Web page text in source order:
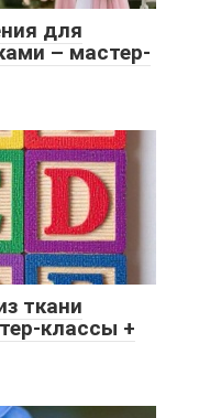
для
– мастер-
ткани
классы +